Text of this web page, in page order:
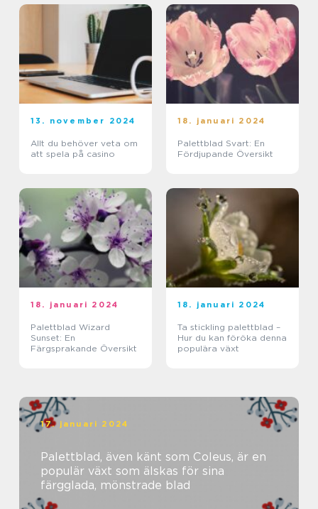
13. november 2024
Allt du behöver veta om
att spela på casino
18. januari 2024
Palettblad Svart: En
Fördjupande Översikt
18. januari 2024
Palettblad Wizard
Sunset: En
Färgsprakande Översikt
18. januari 2024
Ta stickling palettblad –
Hur du kan föröka denna
populära växt
17. januari 2024
Palettblad, även känt som Coleus, är en
populär växt som älskas för sina
färgglada, mönstrade blad